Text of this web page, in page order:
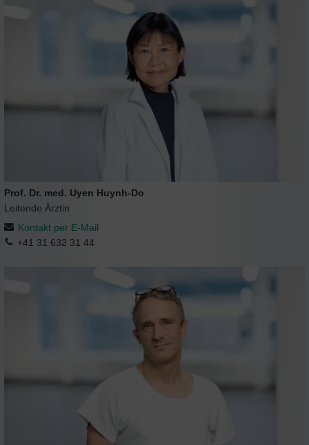
Prof. Dr. med. Uyen Huynh-Do
Leitende Ärztin
Kontakt per E-Mail
+41 31 632 31 44